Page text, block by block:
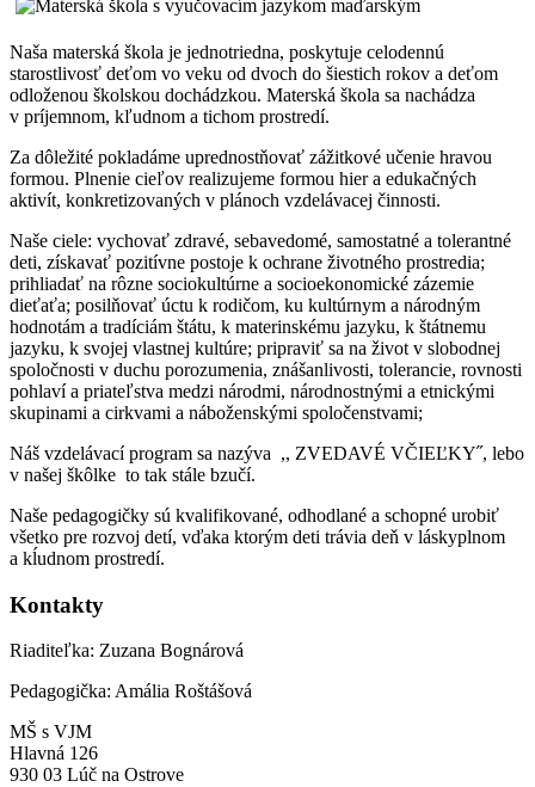
Naša materská škola je jednotriedna, poskytuje celodennú
starostlivosť deťom vo veku od dvoch do šiestich rokov a deťom
odloženou školskou dochádzkou. Materská škola sa nachádza
v príjemnom, kľudnom a tichom prostredí.
Za dôležité pokladáme uprednostňovať zážitkové učenie hravou
formou. Plnenie cieľov realizujeme formou hier a edukačných
aktivít, konkretizovaných v plánoch vzdelávacej činnosti.
Naše ciele: vychovať zdravé, sebavedomé, samostatné a tolerantné
deti, získavať pozitívne postoje k ochrane životného prostredia;
prihliadať na rôzne sociokultúrne a socioekonomické zázemie
dieťaťa; posilňovať úctu k rodičom, ku kultúrnym a národným
hodnotám a tradíciám štátu, k materinskému jazyku, k štátnemu
jazyku, k svojej vlastnej kultúre; pripraviť sa na život v slobodnej
spoločnosti v duchu porozumenia, znášanlivosti, tolerancie, rovnosti
pohlaví a priateľstva medzi národmi, národnostnými a etnickými
skupinami a cirkvami a náboženskými spoločenstvami;
Náš vzdelávací program sa nazýva ,, ZVEDAVÉ VČIEĽKY˝, lebo
v našej škôlke to tak stále bzučí.
Naše pedagogičky sú kvalifikované, odhodlané a schopné urobiť
všetko pre rozvoj detí, vďaka ktorým deti trávia deň v láskyplnom
a kĺudnom prostredí.
Kontakty
Riaditeľka: Zuzana Bognárová
Pedagogička: Amália Roštášová
MŠ s VJM
Hlavná 126
930 03 Lúč na Ostrove